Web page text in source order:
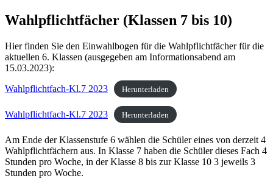
Wahlpflichtfächer (Klassen 7 bis 10)
Hier finden Sie den Einwahlbogen für die Wahlpflichtfächer für die
aktuellen 6. Klassen (ausgegeben am Informationsabend am
15.03.2023):
Wahlpflichtfach-Kl.7 2023
Herunterladen
Wahlpflichtfach-Kl.7 2023 Herunterladen
Am Ende der Klassenstufe 6 wählen die Schüler eines von derzeit 4
Wahlpflichtfächern aus. In Klasse 7 haben die Schüler dieses Fach 4
Stunden pro Woche, in der Klasse 8 bis zur Klasse 10 3 jeweils 3
Stunden pro Woche.